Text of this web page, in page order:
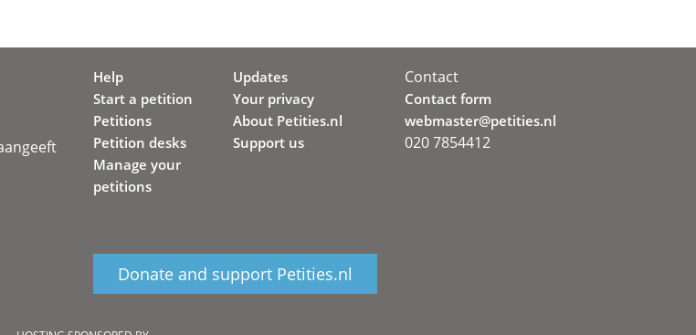
Help
Start a petition
Petitions
Petition desks
Manage your
petitions
Updates
Your privacy
About Petities.nl
Support us
Donate and support Petities.nl
Contact
Contact form
webmaster@petities.nl
020 7854412